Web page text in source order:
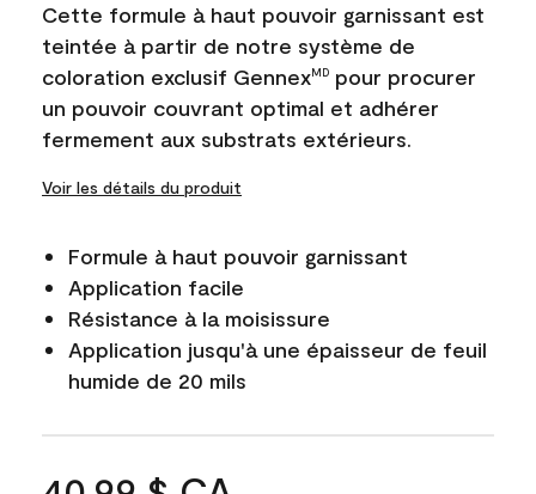
Cette formule à haut pouvoir garnissant est
teintée à partir de notre système de
coloration exclusif GennexMD pour procurer
un pouvoir couvrant optimal et adhérer
fermement aux substrats extérieurs.
Voir les détails du produit
Formule à haut pouvoir garnissant
Application facile
Résistance à la moisissure
Application jusqu'à une épaisseur de feuil
humide de 20 mils